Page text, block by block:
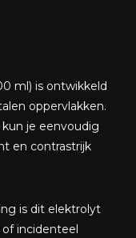
ml) is ontwikkeld
oppervlakken.
je eenvoudig
en contrastrijk
is dit elektrolyt
incidenteel